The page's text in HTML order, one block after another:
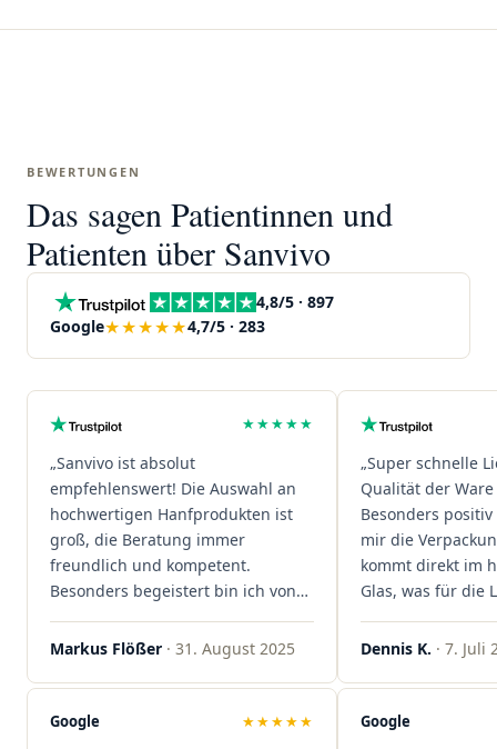
BEWERTUNGEN
Das sagen Patientinnen und
Patienten über Sanvivo
4,8/5 · 897
Google★★★★★4,7/5 · 283
★★★★★
„Sanvivo ist absolut
empfehlenswert! Die Auswahl an
hochwertigen Hanfprodukten ist
groß, die Beratung immer
freundlich und kompetent.
Besonders begeistert bin ich von
der schnellen Rezeptannahme –
alles läuft unkompliziert und
sind extrem zügig, was mir jedes
Mal viel Zeit spart. Man merkt,
Markus Flößer · 31. August 2025
„Super schnelle
Qualität der
Besonders
mir die
kommt direkt im
Glas, was für die
ist. Ich bestelle
wieder!"
Dennis K. · 7. Juli
Google ★★★★★ Google